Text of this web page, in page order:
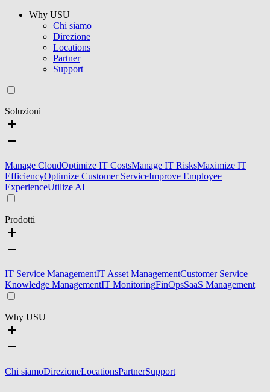
Why USU
Chi siamo
Direzione
Locations
Partner
Support
Soluzioni
Manage CloudOptimize IT CostsManage IT RisksMaximize IT
EfficiencyOptimize Customer ServiceImprove Employee
ExperienceUtilize AI
Prodotti
IT Service ManagementIT Asset ManagementCustomer Service
Knowledge ManagementIT MonitoringFinOpsSaaS Management
Why USU
Chi siamoDirezioneLocationsPartnerSupport